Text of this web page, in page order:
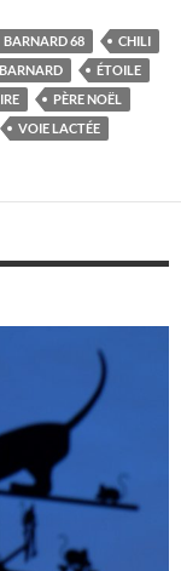
BARNARD 68
CHILI
BARNARD
ÉTOILE
PÈRE NOËL
VOIE LACTÉE